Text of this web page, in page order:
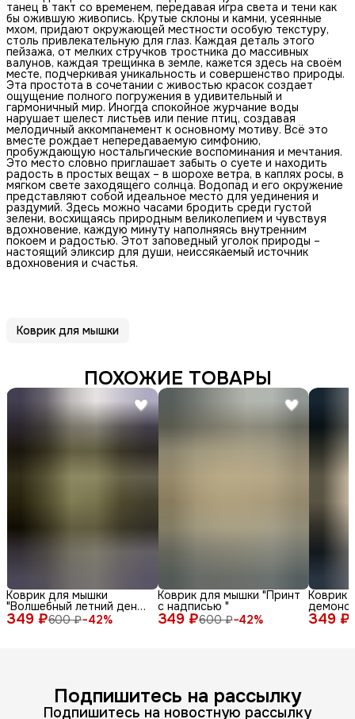
танец в такт со временем, передавая игра света и тени как
бы ожившую живопись. Крутые склоны и камни, усеянные
мхом, придают окружающей местности особую текстуру,
столь привлекательную для глаз. Каждая деталь этого
пейзажа, от мелких стручков тростника до массивных
валунов, каждая трещинка в земле, кажется здесь на своём
месте, подчеркивая уникальность и совершенство природы.
Эта простота в сочетании с живостью красок создает
ощущение полного погружения в удивительный и
гармоничный мир. Иногда спокойное журчание воды
нарушает шелест листьев или пение птиц, создавая
мелодичный аккомпанемент к основному мотиву. Всё это
вместе рождает непередаваемую симфонию,
пробуждающую ностальгические воспоминания и мечтания.
Это место словно приглашает забыть о суете и находить
радость в простых вещах – в шорохе ветра, в каплях росы, в
мягком свете заходящего солнца. Водопад и его окружение
представляют собой идеальное место для уединения и
раздумий. Здесь можно часами бродить среди густой
зелени, восхищаясь природным великолепием и чувствуя
вдохновение, каждую минуту наполняясь внутренним
покоем и радостью. Этот заповедный уголок природы –
настоящий эликсир для души, неиссякаемый источник
вдохновения и счастья.
Коврик для мышки
ПОХОЖИЕ ТОВАРЫ
349 ₽600 ₽−42%
Коврик для мышки
"Волшебный летний день
с енотом среди ромашек
и бабочек"
349 ₽600 ₽−42%
Коврик для мышки "Принт
с надписью "
349 ₽
Коврик
лица и
Подпишитесь на рассылку
Подпишитесь на новостную рассылку